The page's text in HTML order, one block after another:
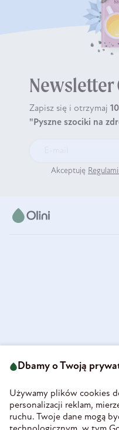
Newsletter
Zapisz się i otrzymaj
"Pyszne szociki na
Akceptuję
58-160 Świebodzice
REGON 890213034
INFORMACJE
Dbamy o Twoją
Używamy plików cookies
personalizacji reklam,
ruchu. Twoje dane mogą